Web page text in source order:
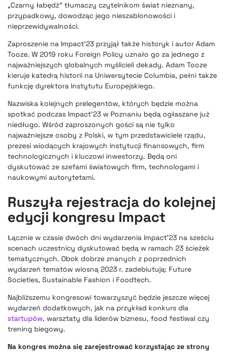
„Czarny łabędź” tłumaczy czytelnikom świat nieznany,
przypadkowy, dowodząc jego nieszablonowości i
nieprzewidywalności.
Zaproszenie na Impact’23 przyjął także historyk i autor Adam
Tooze. W 2019 roku Foreign Policy uznało go za jednego z
najważniejszych globalnych myślicieli dekady. Adam Tooze
kieruje katedrą historii na Uniwersytecie Columbia, pełni także
funkcję dyrektora Instytutu Europejskiego.
Nazwiska kolejnych prelegentów, których będzie można
spotkać podczas Impact’23 w Poznaniu będą ogłaszane już
niedługo. Wśród zaproszonych gości są nie tylko
najważniejsze osoby z Polski, w tym przedstawiciele rządu,
prezesi wiodących krajowych instytucji finansowych, firm
technologicznych i kluczowi inwestorzy. Będą oni
dyskutować ze szefami światowych firm, technologami i
naukowymi autorytetami.
Ruszyła rejestracja do kolejnej
edycji kongresu Impact
Łącznie w czasie dwóch dni wydarzenia Impact’23 na sześciu
scenach uczestnicy dyskutować będą w ramach 23 ścieżek
tematycznych. Obok dobrze znanych z poprzednich
wydarzeń tematów wiosną 2023 r. zadebiutują: Future
Societies, Sustainable Fashion i Foodtech.
Najbliższemu kongresowi towarzyszyć będzie jeszcze więcej
wydarzeń dodatkowych, jak na przykład konkurs dla
startupów, warsztaty dla liderów biznesu, food festiwal czy
trening biegowy.
Na kongres można się zarejestrować korzystając ze strony